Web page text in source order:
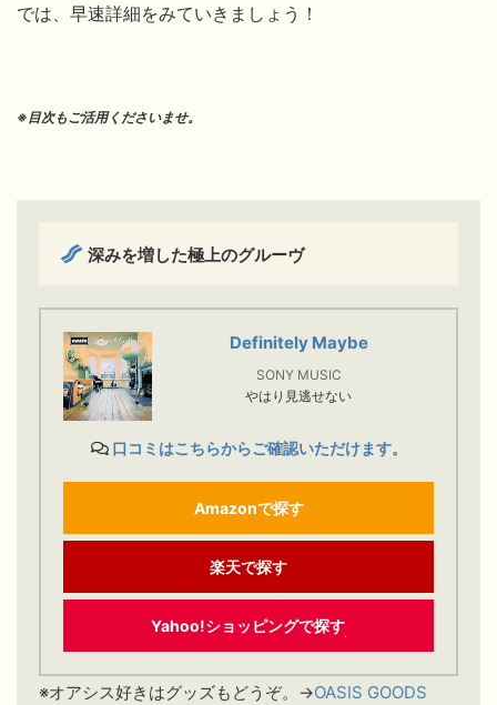
では、早速詳細をみていきましょう！
※目次もご活用くださいませ。
深みを増した極上のグルーヴ
Definitely Maybe
SONY MUSIC
やはり見逃せない
口コミはこちらからご確認いただけます。
Amazonで探す
楽天で探す
Yahoo!ショッピングで探す
※オアシス好きはグッズもどうぞ。→OASIS GOODS